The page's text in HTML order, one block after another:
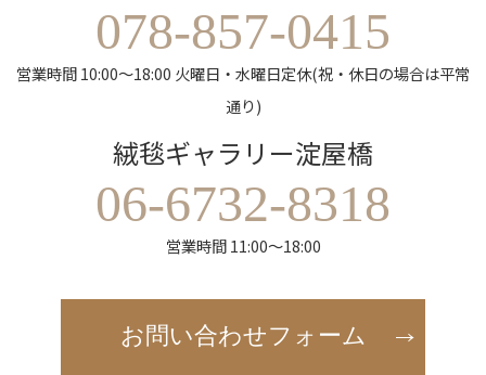
078-857-0415
営業時間 10:00～18:00 火曜日・水曜日定休(祝・休日の場合は平常
通り)
絨毯ギャラリー淀屋橋
06-6732-8318
営業時間 11:00～18:00
お問い合わせフォーム